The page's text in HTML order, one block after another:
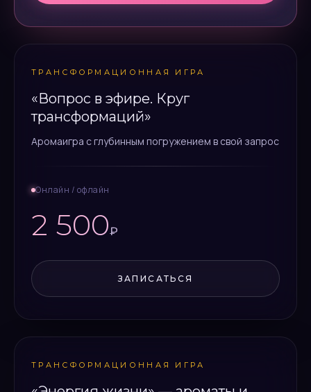
ТРАНСФОРМАЦИОННАЯ ИГРА
«Вопрос в эфире. Круг
трансформаций»
Аромаигра с глубинным погружением в свой запрос
Онлайн / офлайн
2 500₽
ЗАПИСАТЬСЯ
ТРАНСФОРМАЦИОННАЯ ИГРА